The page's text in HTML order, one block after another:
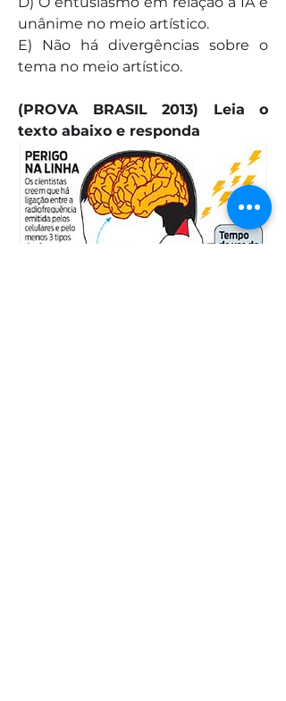
unânime no meio artístico.
E) Não há divergências sobre o
tema no meio artístico.
(PROVA BRASIL 2013) Leia o
texto abaixo e responda